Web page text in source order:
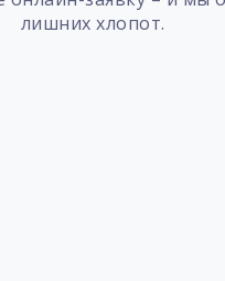
лишних хлопот.